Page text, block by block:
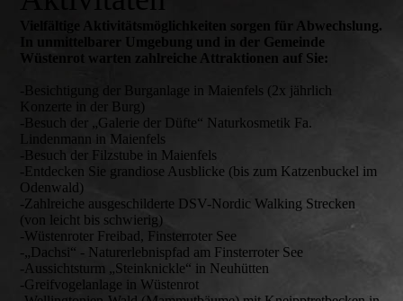
Vielfältige Aktivitätsmöglichkeiten sorgen für Abwechslung.
In unmittelbarer Umgebung und in der Gemeinde
Wüstenrot warten zahlreiche Attraktionen auf Sie:
-Besichtigung der Burganlage in Maienfels (2x jährlich
Konzerte in der Burg)
-Besuch der „Galerie der Düfte“ Naturkosmetik Fa.
Lindenmann in Maienfels
-Besuch der Filzstube in Maienfels
-Entdecken Sie grandiose Ausblicke (bis zum Katzenbuckel im
Odenwald)
-Zahlreiche ausgeschilderte DSV-Nordic Walking Strecken
(von leicht bis schwierig)
-Wüstenroter Freibad, Finsterroter See
-„Dachsi“ - Naturerlebnispfad am Finsterroter See
-Aussichtsturm „Steinknickle“ in Neuhütten
-Greifvogelanlage in Wüstenrot